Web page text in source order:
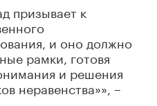
призывает к
и оно должно
рамки, готовя
и решения
неравенства»», –